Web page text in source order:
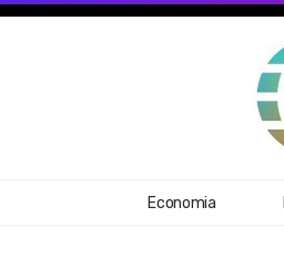
Economia